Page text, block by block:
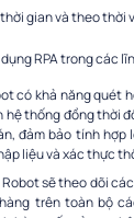
gian và theo thời
RPA trong các
có khả năng quét
hệ thống đồng thời
đảm bảo tính hợp
liệu và xác thực
Robot sẽ theo dõi
trên toàn bộ